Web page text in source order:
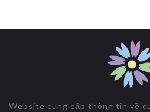
Website cung cấp thông tin về